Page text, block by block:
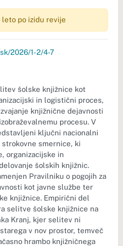
leto po izidu revije
2026/1-2/4-7
šolske knjižnice kot
in logistični proces,
knjižnične dejavnosti
procesu. V
ključni nacionalni
smernice, ki
organizacijske in
šolskih knjižnic.
Pravilniku o pogojih za
kot javne službe ter
knjižnice. Empirični del
selitve šolske knjižnice na
Kranj, kjer selitev ni
v nov prostor, temveč
hrambo knjižničnega